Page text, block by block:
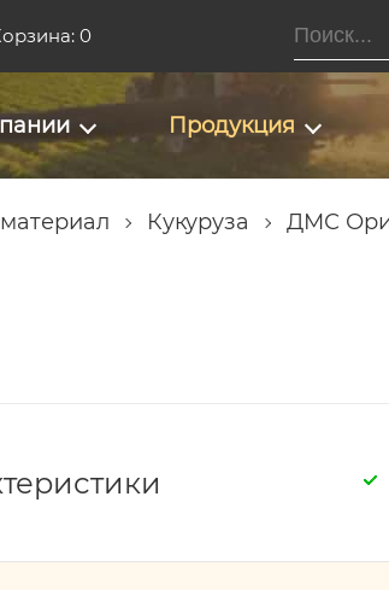
0
Продукция
Кукуруза ДМС